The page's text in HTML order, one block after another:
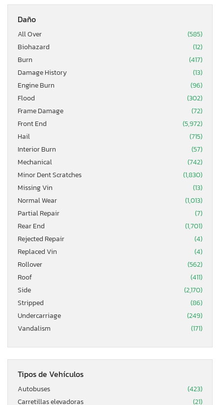
Daño
All Over
(585)
Biohazard
(12)
Burn
(417)
Damage History
(13)
Engine Burn
(96)
Flood
(302)
Frame Damage
(72)
Front End
(5,972)
Hail
(715)
Interior Burn
(57)
Mechanical
(742)
Minor Dent Scratches
(1,830)
Missing Vin
(13)
Normal Wear
(1,013)
Partial Repair
(7)
Rear End
(1,701)
Rejected Repair
(4)
Replaced Vin
(4)
Rollover
(562)
Roof
(411)
Side
(2,170)
Stripped
(86)
Undercarriage
(249)
Vandalism
(171)
Tipos de Vehículos
Autobuses
(423)
Carretillas elevadoras
(21)